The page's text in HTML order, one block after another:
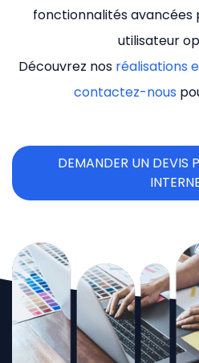
fonctionnalités avancées
utilisateur
Découvrez nos réalisations
contactez-nous
DEMANDER UN DEVIS